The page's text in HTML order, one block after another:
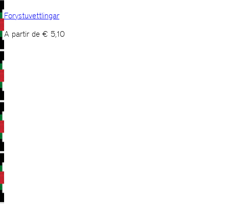
Forystuvettlingar
A partir de € 5,10